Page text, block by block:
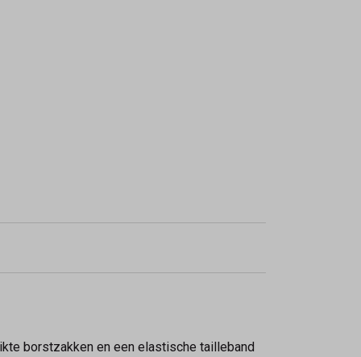
borstzakken en een elastische tailleband